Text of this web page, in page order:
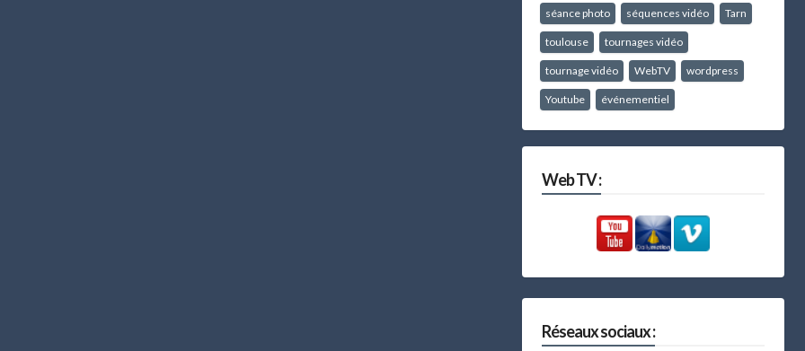
séance photo séquences vidéo Tarn
toulouse tournages vidéo
tournage vidéo WebTV wordpress
Youtube événementiel
Web TV :
Réseaux sociaux :